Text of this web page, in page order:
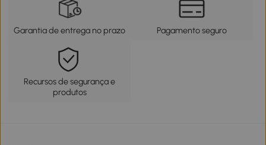
Garantia de entrega no prazo Pagamento seguro
Recursos de segurança e
produtos